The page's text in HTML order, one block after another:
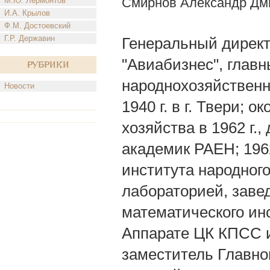
И.А. Крылов
Ф.М. Достоевский
Г.Р. Державин
Рубрики
Новости
Генеральный
"Авиабизнес",
1940 г. в г. Твери;
хозяйства в 1962
академик РАЕН;
института
лабораторией,
математического
Аппарате ЦК КПСС
заместитель